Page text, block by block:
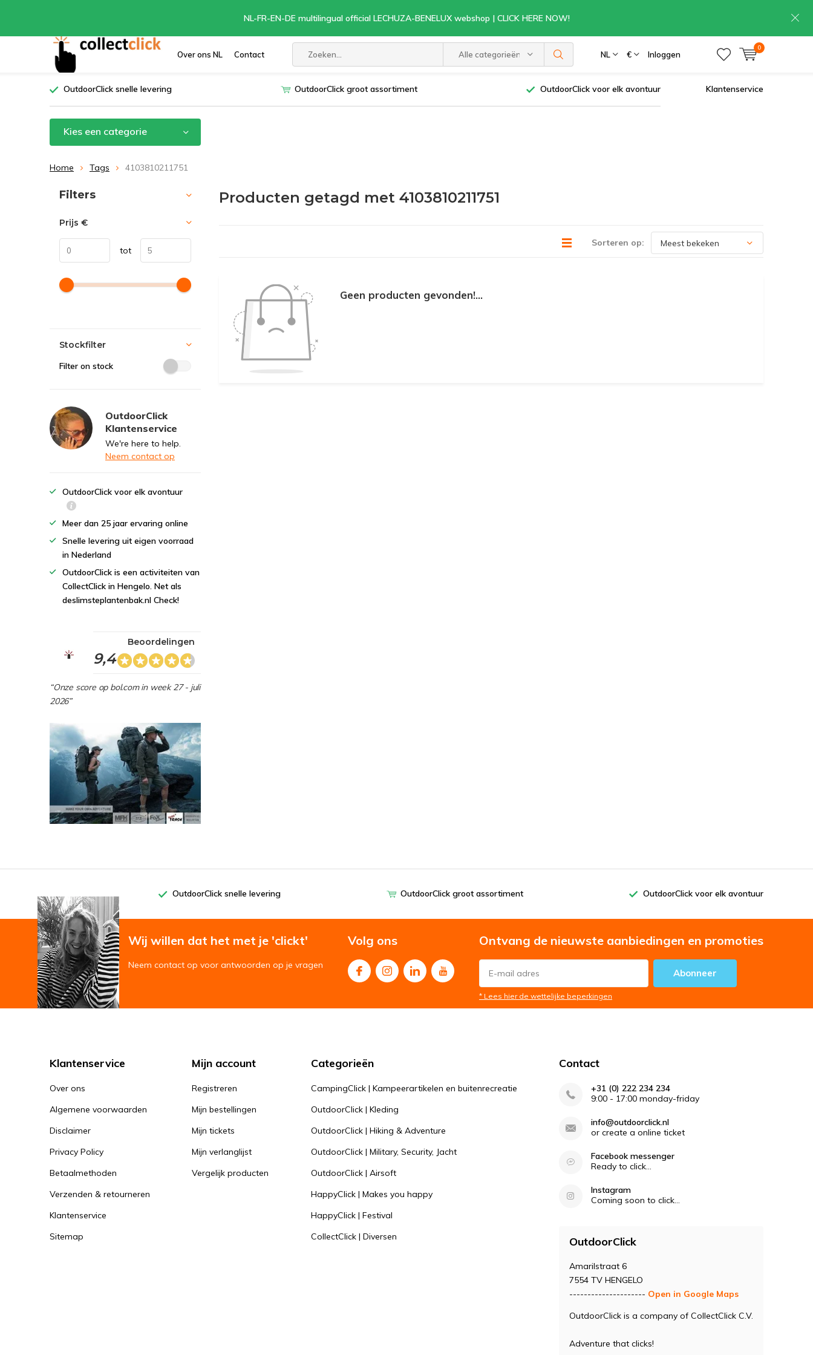
Over ons NL Contact Alle categorieën NL € Inloggen
0
NL-FR-EN-DE multilingual official LECHUZA-BENELUX webshop | CLICK HERE NOW!
OutdoorClick snelle levering OutdoorClick groot assortiment OutdoorClick voor elk avontuur Klantenservice
Kies een categorie
Home Tags 4103810211751
Producten getagd met 4103810211751
Sorteren op:
Geen producten gevonden!...
Sorteren op:
Filters
Prijs €
tot
Stockfilter
Filter on stock
OutdoorClick
Klantenservice
We're here to help.
Neem contact op
OutdoorClick voor elk avontuur
Meer dan 25 jaar ervaring online
Snelle levering uit eigen voorraad
in Nederland
OutdoorClick is een activiteiten van
CollectClick in Hengelo. Net als
deslimsteplantenbak.nl Check!
9,4
Beoordelingen
“Onze score op bol.com in week 27 - juli
2026”
OutdoorClick snelle levering OutdoorClick groot assortiment OutdoorClick voor elk avontuur
Wij willen dat het met je 'clickt'
Neem contact op voor antwoorden op je vragen
Volg ons Ontvang de nieuwste aanbiedingen en promoties
Abonneer
* Lees hier de wettelijke beperkingen
Klantenservice
Over ons
Algemene voorwaarden
Disclaimer
Privacy Policy
Betaalmethoden
Verzenden & retourneren
Klantenservice
Sitemap
Mijn account
Registreren
Mijn bestellingen
Mijn tickets
Mijn verlanglijst
Vergelijk producten
Categorieën
CampingClick | Kampeerartikelen en buitenrecreatie
OutdoorClick | Kleding
OutdoorClick | Hiking & Adventure
OutdoorClick | Military, Security, Jacht
OutdoorClick | Airsoft
HappyClick | Makes you happy
HappyClick | Festival
CollectClick | Diversen
Contact
+31 (0) 222 234 234
9:00 - 17:00 monday-friday
info@outdoorclick.nl
or create a online ticket
Facebook messenger
Ready to click...
Instagram
Coming soon to click...
OutdoorClick
Amarilstraat 6
7554 TV HENGELO
--------------------- Open in Google Maps
OutdoorClick is a company of CollectClick C.V.
Adventure that clicks!